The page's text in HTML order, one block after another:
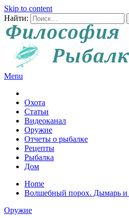
Skip to content
Найти:
Menu
Охота
Статьи
Видеоканал
Оружие
Отчеты о рыбалке
Рецепты
Рыбалка
Дом
Home
Волшебный порох. Дымарь
Оружие